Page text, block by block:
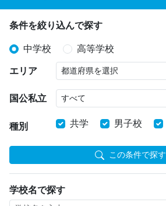
条件を絞り込んで探す
中学校 高等学校
エリア
国公私立
種別 共学 男子校
この条件で探す
学校名で探す